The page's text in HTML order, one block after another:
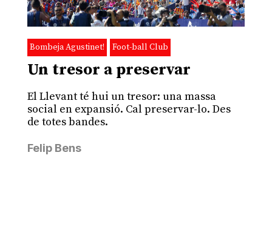
Bombeja Agustinet! Foot-ball Club
Un tresor a preservar
El Llevant té hui un tresor: una massa
social en expansió. Cal preservar-lo. Des
de totes bandes.
Felip Bens